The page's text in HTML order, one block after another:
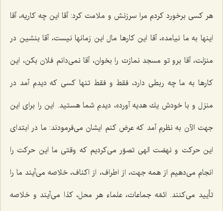
هر كسی برخورد كردم مرا سرزنش و ملامت كرد: آقا این چه كاریه، آقا
اینها به ما نیامده، آقا این كارها مال این زمانها نیست، آقا بنشین در
منزلت، آقا برو تو مسجد نمازت را بخوان، آقا نمی‌دانم فلان بكن، این
كارها به ما چه ربطی دارد، فقط و فقط تنها كسی كه دیدم آمد در
منزل و با خودش یك هدیه آورده، دیدم شما هستید. این را برای این
جهت الآن به نظرم آمد كه عرض كنم ایشان می‌فرمودند: ما در ابتدای
این حركت و نهضت الهی تصوّر می‌كردیم كه وقتی ما این حركت را
انجام می‌دهیم از همه جهت، از اطراف، از اكناف، خلاصه می‌آیند ما را
تأیید می‌كنند. ائمّه جماعات، علماء هر محل، كذا می‌آیند و خلاصه